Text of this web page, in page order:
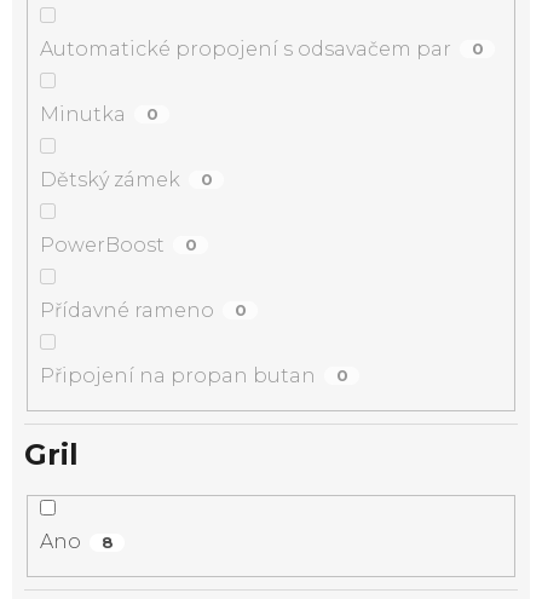
Automatické propojení s odsavačem par 0
Minutka 0
Dětský zámek 0
PowerBoost 0
Přídavné rameno 0
Připojení na propan butan 0
Gril
Ano 8